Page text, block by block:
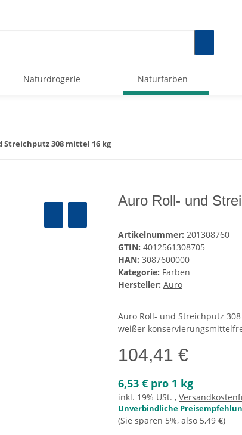
Naturdrogerie Naturfarben
Streichputz 308 mittel 16 kg
Auro Roll- und
Artikelnummer: 201308760
GTIN: 4012561308705
HAN: 3087600000
Kategorie: Farben
Hersteller: Auro
Auro Roll- und Streichputz
weißer
104,41 €
6,53 € pro 1 kg
inkl. 19% USt. ,
Unverbindliche
(Sie sparen 5%, also 5,49 €)